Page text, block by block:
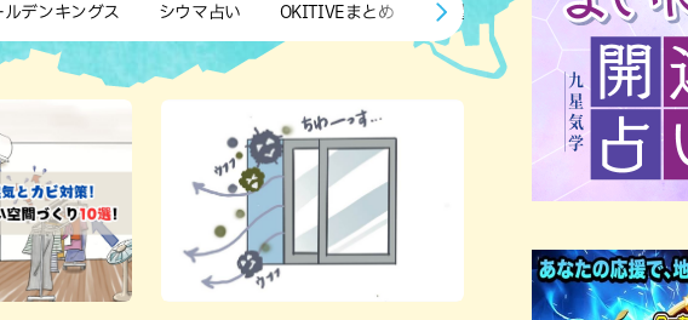
焼鳥・串料理
居酒屋・バー
タコス・タコライス
ウナ 公園
デンキングス シウマ占い OKITIVEまとめ 沖縄のビーチ 沖縄キャンプ場